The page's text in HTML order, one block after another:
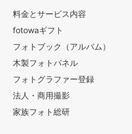
料金とサービス内容
fotowaギフト
フォトブック（アルバム）
木製フォトパネル
フォトグラファー登録
法人・商用撮影
家族フォト総研